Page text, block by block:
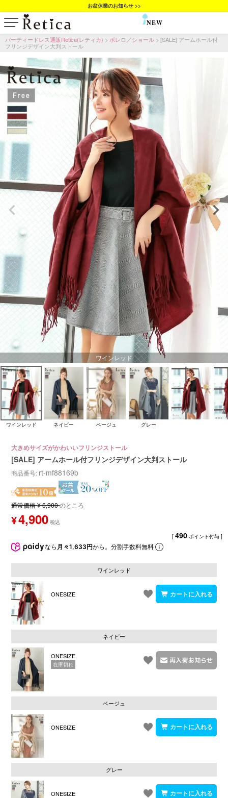
お盆休業のお知らせ >>
NEW
パーティードレス通販Retica(レティカ) ボレロ／ショール
[SALE] アームホール付
フリンジデザイン大判ストール
ワインレッド
ワインレッド ネイビー ベージュ グレー
大きめサイズがかわいいフリンジストール
[SALE] アームホール付フリンジデザイン大判ストール
商品番号 rt-mf88169b
通常価格¥6,900のところ
¥4,900
[ 490 ポイント付与 ]
なら 月々1,633円から。分割手数料無料
ワインレッド
ONESIZE
ネイビー
ONESIZE
在庫切れ
ベージュ
ONESIZE
グレー
ONESIZE